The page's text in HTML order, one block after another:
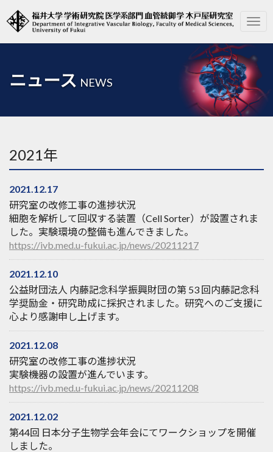
ニュース NEWS
2021年
2021.12.17
研究室の改修工事の進捗状況
細胞を解析して回収する装置（Cell Sorter）が設置されま
した。実験環境の整備も進んできました。
https://ivb.med.u-fukui.ac.jp/news/20211217
2021.12.10
公益財団法人 内藤記念科学振興財団の第 53 回内藤記念科
学奨励金・研究助成に採択されました。研究へのご支援に
心より感謝申し上げます。
2021.12.08
研究室の改修工事の進捗状況
実験機器の設置が進んでいます。
https://ivb.med.u-fukui.ac.jp/news/20211208
2021.12.02
第44回 日本分子生物学会年会にてワークショップを開催
しました。